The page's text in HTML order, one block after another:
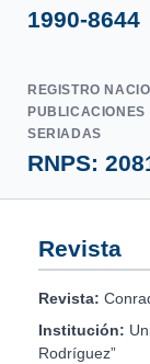
1990-8644
REGISTRO
PUBLICACIONES
SERIADAS
RNPS:
Revista
Revista:
Institución:
Rodríguez”